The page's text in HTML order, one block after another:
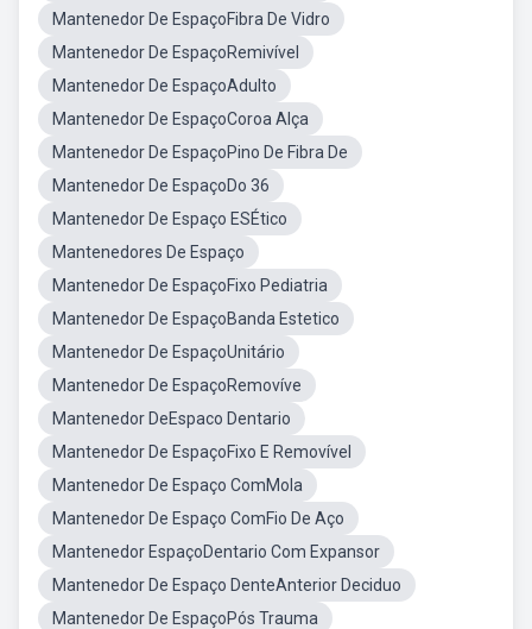
Mantenedor De EspaçoFibra De Vidro
Mantenedor De EspaçoRemivível
Mantenedor De EspaçoAdulto
Mantenedor De EspaçoCoroa Alça
Mantenedor De EspaçoPino De Fibra De
Mantenedor De EspaçoDo 36
Mantenedor De Espaço ESÉtico
Mantenedores De Espaço
Mantenedor De EspaçoFixo Pediatria
Mantenedor De EspaçoBanda Estetico
Mantenedor De EspaçoUnitário
Mantenedor De EspaçoRemovíve
Mantenedor DeEspaco Dentario
Mantenedor De EspaçoFixo E Removível
Mantenedor De Espaço ComMola
Mantenedor De Espaço ComFio De Aço
Mantenedor EspaçoDentario Com Expansor
Mantenedor De Espaço DenteAnterior Deciduo
Mantenedor De EspaçoPós Trauma